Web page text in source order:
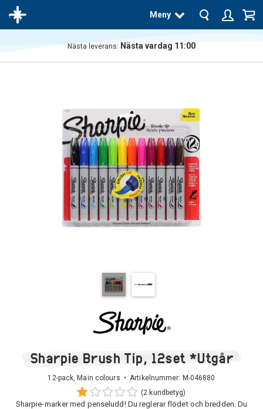
Meny
Nästa leverans: Nästa vardag 11:00
Sharpie Brush Tip, 12set *Utgår
12-pack, Main colours • Artikelnummer: M-046880
(2 kundbetyg)
Sharpie-marker med penseludd! Du reglerar flödet och bredden. Du